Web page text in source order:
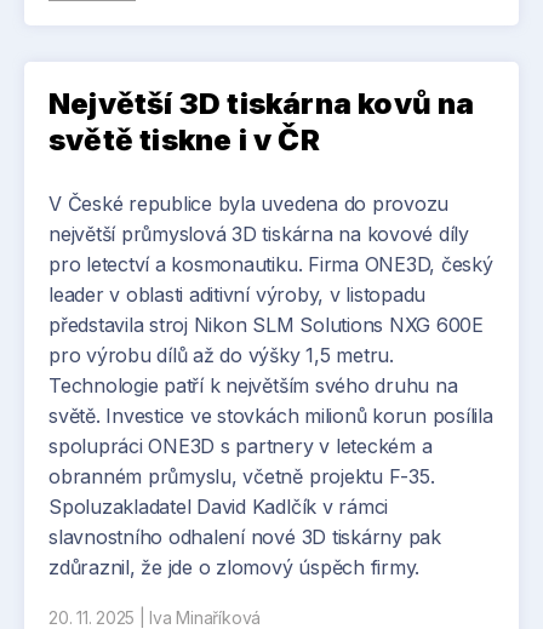
Vysokém učení technickém v Brně.
integrovat do stávajících výrobních a
automatizačních systémů.
JC-Metal, jako výhradní distributor svařovacích
stolů Siegmund v Česku a na Slovensku, plánuje
zahájit prodej svařovacích stolů se systémem
Smart Leg v první polovině roku 2026.
Největší 3D tiskárna kovů na
světě tiskne i v ČR
V České republice byla uvedena do provozu
největší průmyslová 3D tiskárna na kovové díly
pro letectví a kosmonautiku. Firma ONE3D, český
leader v oblasti aditivní výroby, v listopadu
představila stroj Nikon SLM Solutions NXG 600E
pro výrobu dílů až do výšky 1,5 metru.
Technologie patří k největším svého druhu na
světě. Investice ve stovkách milionů korun posílila
spolupráci ONE3D s partnery v leteckém a
obranném průmyslu, včetně projektu F-35.
Spoluzakladatel David Kadlčík v rámci
slavnostního odhalení nové 3D tiskárny pak
zdůraznil, že jde o zlomový úspěch firmy.
20. 11. 2025 Iva Minaříková